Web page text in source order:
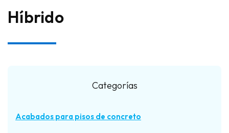
Híbrido
Categorías
Acabados para pisos de concreto